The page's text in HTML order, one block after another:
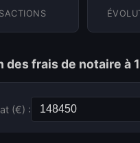
des frais de notaire à
(€) :